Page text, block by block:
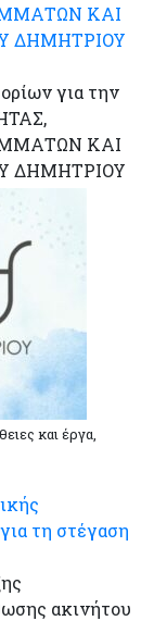
ΚΑΙ
ΔΗΜΗΤΡΙΟΥ
για την
ΚΑΙ
ΔΗΜΗΤΡΙΟΥ
και έργα,
τη στέγαση
ακινήτου